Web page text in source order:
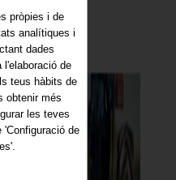
pròpies i de
analítiques i
dades
l'elaboració de
teus hàbits de
obtenir més
les teves
'Configuració de